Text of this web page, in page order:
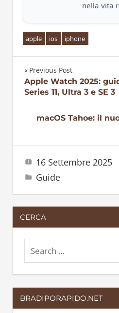
nella vita
apple ios iphone
Navigazione
Previous Post
Apple Watch 2025:
Series 11, Ultra 3 e SE 3
macOS Tahoe: il
16 Settembre 2025
Guide
CERCA
e
a
r
c
BRADIPORAPIDO.NET